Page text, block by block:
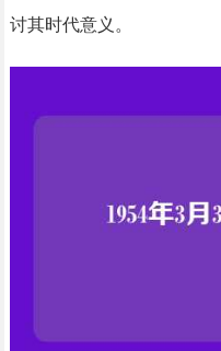
讨其时代意义。